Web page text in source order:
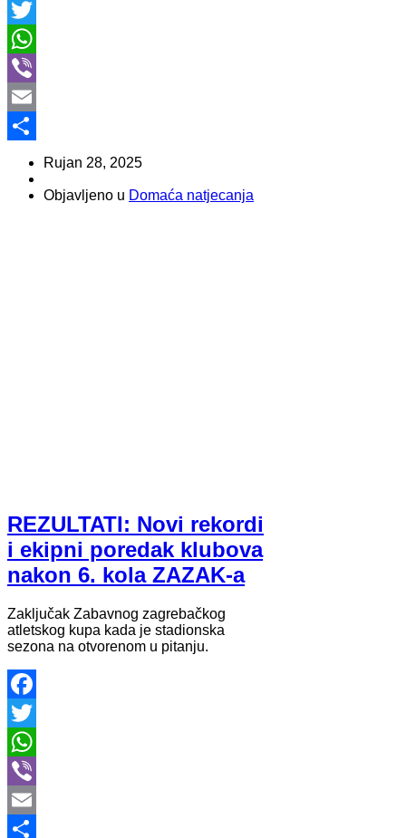
Facebook
Twitter
WhatsApp
Viber
Email
Share
Rujan 28, 2025
Objavljeno u Domaća natjecanja
REZULTATI: Novi rekordi
i ekipni poredak klubova
nakon 6. kola ZAZAK-a
Zaključak Zabavnog zagrebačkog
atletskog kupa kada je stadionska
sezona na otvorenom u pitanju.
Facebook
Twitter
WhatsApp
Viber
Email